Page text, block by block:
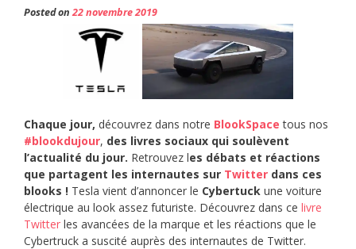
Posted on22 novembre 2019
Chaque jour, découvrez dans notre BlookSpace tous nos
#blookdujour, des livres sociaux qui soulèvent
l’actualité du jour. Retrouvez les débats et réactions
que partagent les internautes sur Twitter dans ces
blooks ! Tesla vient d’annoncer le Cybertuck une voiture
électrique au look assez futuriste. Découvrez dans ce livre
Twitter les avancées de la marque et les réactions que le
Cybertruck a suscité auprès des internautes de Twitter.